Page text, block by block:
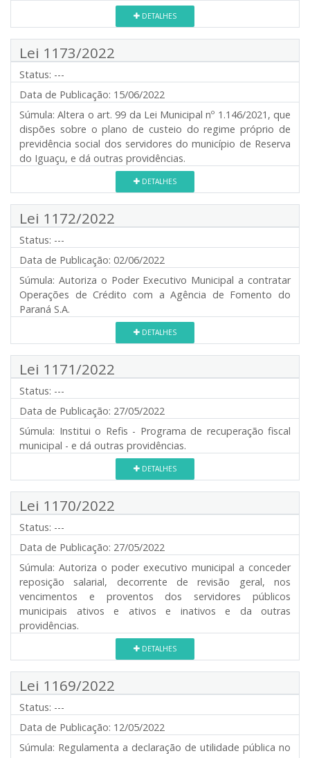
DETALHES
Lei 1173/2022
Status: ---
Data de Publicação: 15/06/2022
Súmula: Altera o art. 99 da Lei Municipal nº 1.146/2021, que
dispões sobre o plano de custeio do regime próprio de
previdência social dos servidores do município de Reserva
do Iguaçu, e dá outras providências.
DETALHES
Lei 1172/2022
Status: ---
Data de Publicação: 02/06/2022
Súmula: Autoriza o Poder Executivo Municipal a contratar
Operações de Crédito com a Agência de Fomento do
Paraná S.A.
DETALHES
Lei 1171/2022
Status: ---
Data de Publicação: 27/05/2022
Súmula: Institui o Refis - Programa de recuperação fiscal
municipal - e dá outras providências.
DETALHES
Lei 1170/2022
Status: ---
Data de Publicação: 27/05/2022
Súmula: Autoriza o poder executivo municipal a conceder
reposição salarial, decorrente de revisão geral, nos
vencimentos e proventos dos servidores públicos
municipais ativos e ativos e inativos e da outras
providências.
DETALHES
Lei 1169/2022
Status: ---
Data de Publicação: 12/05/2022
Súmula: Regulamenta a declaração de utilidade pública no